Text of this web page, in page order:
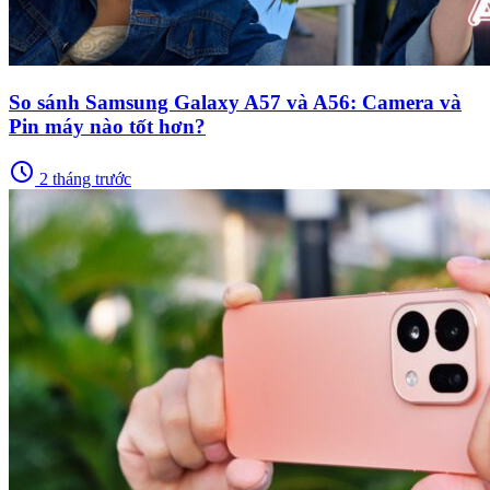
So sánh Samsung Galaxy A57 và A56: Camera và
Pin máy nào tốt hơn?
schedule 2 tháng trước